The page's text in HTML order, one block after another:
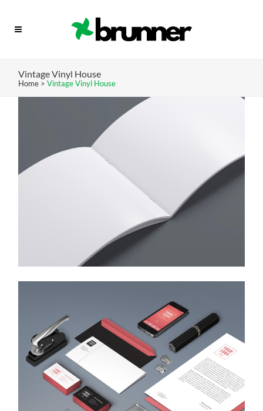
Vintage Vinyl House
Home >Vintage Vinyl House